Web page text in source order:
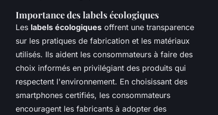
Importance des labels écologiques
Les labels écologiques offrent une transparence
sur les pratiques de fabrication et les matériaux
utilisés. Ils aident les consommateurs à faire des
choix informés en privilégiant des produits qui
respectent l'environnement. En choisissant des
smartphones certifiés, les consommateurs
encouragent les fabricants à adopter des